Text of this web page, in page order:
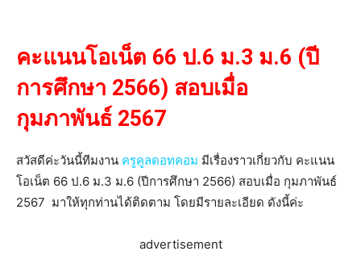
คะแนนโอเน็ต 66 ป.6 ม.3 ม.6 (ปี
การศึกษา 2566) สอบเมื่อ
กุมภาพันธ์ 2567
สวัสดีค่ะวันนี้ทีมงาน ครูคูลดอทคอม มีเรื่องราวเกี่ยวกับ คะแนน
โอเน็ต 66 ป.6 ม.3 ม.6 (ปีการศึกษา 2566) สอบเมื่อ กุมภาพันธ์
2567 มาให้ทุกท่านได้ติดตาม โดยมีรายละเอียด ดังนี้ค่ะ
advertisement